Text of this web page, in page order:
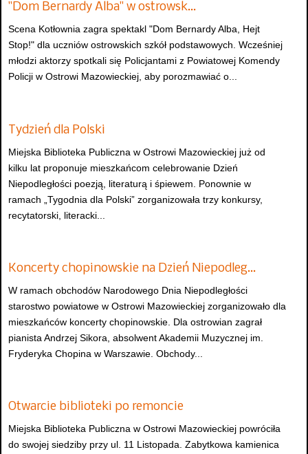
"Dom Bernardy Alba" w ostrowsk…
Scena Kotłownia zagra spektakl "Dom Bernardy Alba, Hejt
Stop!" dla uczniów ostrowskich szkół podstawowych. Wcześniej
młodzi aktorzy spotkali się Policjantami z Powiatowej Komendy
Policji w Ostrowi Mazowieckiej, aby porozmawiać o...
Tydzień dla Polski
Miejska Biblioteka Publiczna w Ostrowi Mazowieckiej już od
kilku lat proponuje mieszkańcom celebrowanie Dzień
Niepodległości poezją, literaturą i śpiewem. Ponownie w
ramach „Tygodnia dla Polski” zorganizowała trzy konkursy,
recytatorski, literacki...
Koncerty chopinowskie na Dzień Niepodleg…
W ramach obchodów Narodowego Dnia Niepodległości
starostwo powiatowe w Ostrowi Mazowieckiej zorganizowało dla
mieszkańców koncerty chopinowskie. Dla ostrowian zagrał
pianista Andrzej Sikora, absolwent Akademii Muzycznej im.
Fryderyka Chopina w Warszawie. Obchody...
Otwarcie biblioteki po remoncie
Miejska Biblioteka Publiczna w Ostrowi Mazowieckiej powróciła
do swojej siedziby przy ul. 11 Listopada. Zabytkowa kamienica